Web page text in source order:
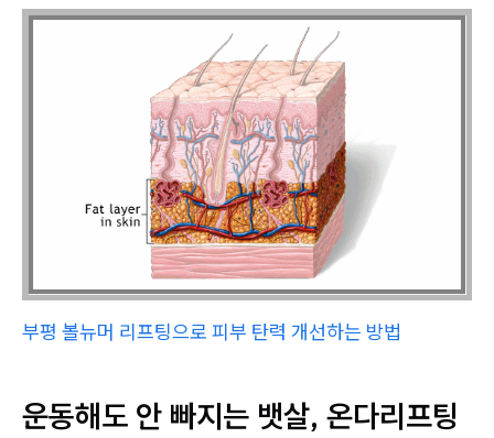
부평 볼뉴머 리프팅으로 피부 탄력 개선하는 방법
운동해도 안 빠지는 뱃살, 온다리프팅